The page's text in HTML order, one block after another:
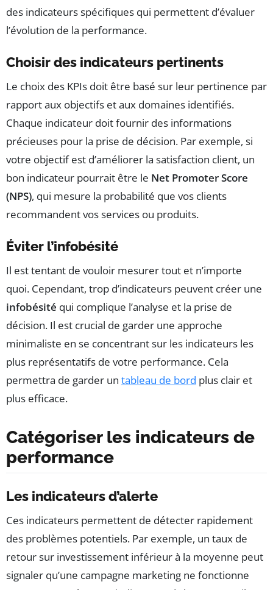
des indicateurs spécifiques qui permettent d’évaluer
l’évolution de la performance.
Choisir des indicateurs pertinents
Le choix des KPIs doit être basé sur leur pertinence par
rapport aux objectifs et aux domaines identifiés.
Chaque indicateur doit fournir des informations
précieuses pour la prise de décision. Par exemple, si
votre objectif est d’améliorer la satisfaction client, un
bon indicateur pourrait être le Net Promoter Score
(NPS), qui mesure la probabilité que vos clients
recommandent vos services ou produits.
Éviter l’infobésité
Il est tentant de vouloir mesurer tout et n’importe
quoi. Cependant, trop d’indicateurs peuvent créer une
infobésité qui complique l’analyse et la prise de
décision. Il est crucial de garder une approche
minimaliste en se concentrant sur les indicateurs les
plus représentatifs de votre performance. Cela
permettra de garder un tableau de bord plus clair et
plus efficace.
Catégoriser les indicateurs de
performance
Les indicateurs d’alerte
Ces indicateurs permettent de détecter rapidement
des problèmes potentiels. Par exemple, un taux de
retour sur investissement inférieur à la moyenne peut
signaler qu’une campagne marketing ne fonctionne